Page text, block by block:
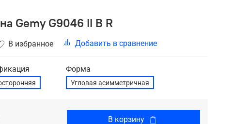
Gemy G9046 II B R
В избранное Добавить в сравнение
Форма
Угловая асимметричная
В корзину